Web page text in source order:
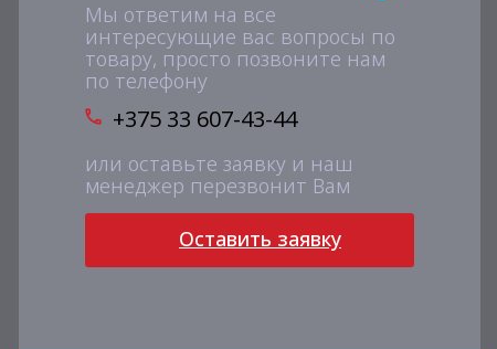
Мы ответим на все
интересующие вас вопросы по
товару, просто позвоните нам
по телефону
+375 33 607-43-44
или оставьте заявку и наш
менеджер перезвонит Вам
Оставить заявку